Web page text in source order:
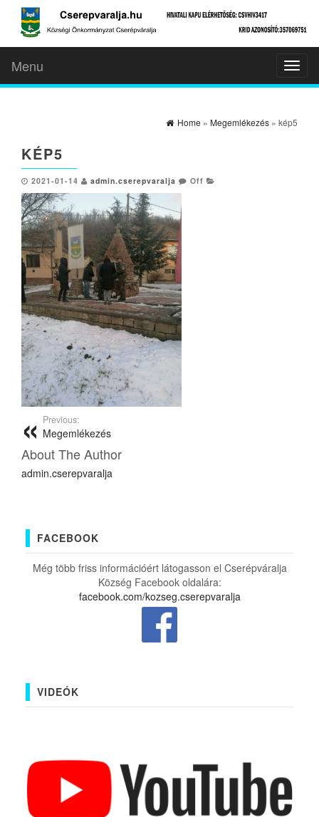
Menu
Home » Megemlékezés » kép5
KÉP5
2021-01-14 admin.cserepvaralja Off
Previous:
Megemlékezés
About The Author
admin.cserepvaralja
FACEBOOK
Még több friss információért látogasson el Cserépváralja
Község Facebook oldalára:
facebook.com/kozseg.cserepvaralja
VIDEÓK